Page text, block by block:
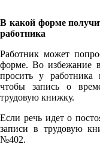
В какой форме
работника
Работник может
форме. Во избежание
просить у работника
чтобы запись о
трудовую книжку.
Если речь идет о
записи в трудовую
№402.